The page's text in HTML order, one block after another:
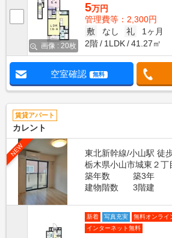
画像 : 20枚
5万円
管理費等：2,300円
敷
なし 礼
1ヶ月
2階
1LDK 41.27㎡
空室確認 無料
賃貸アパート
カレント
NEW
東北新幹線/小山駅 徒
栃木県小山市城東２丁
築年数
築3年
建物階数
3階建
新着 写真充実
無料オンライ
インターネット無料